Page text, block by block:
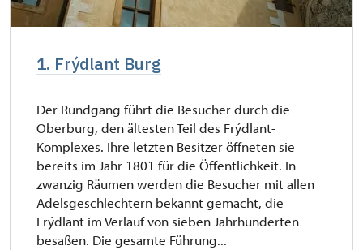
1. Frýdlant Burg
Der Rundgang führt die Besucher durch die
Oberburg, den ältesten Teil des Frýdlant-
Komplexes. Ihre letzten Besitzer öffneten sie
bereits im Jahr 1801 für die Öffentlichkeit. In
zwanzig Räumen werden die Besucher mit allen
Adelsgeschlechtern bekannt gemacht, die
Frýdlant im Verlauf von sieben Jahrhunderten
besaßen. Die gesamte Führung...